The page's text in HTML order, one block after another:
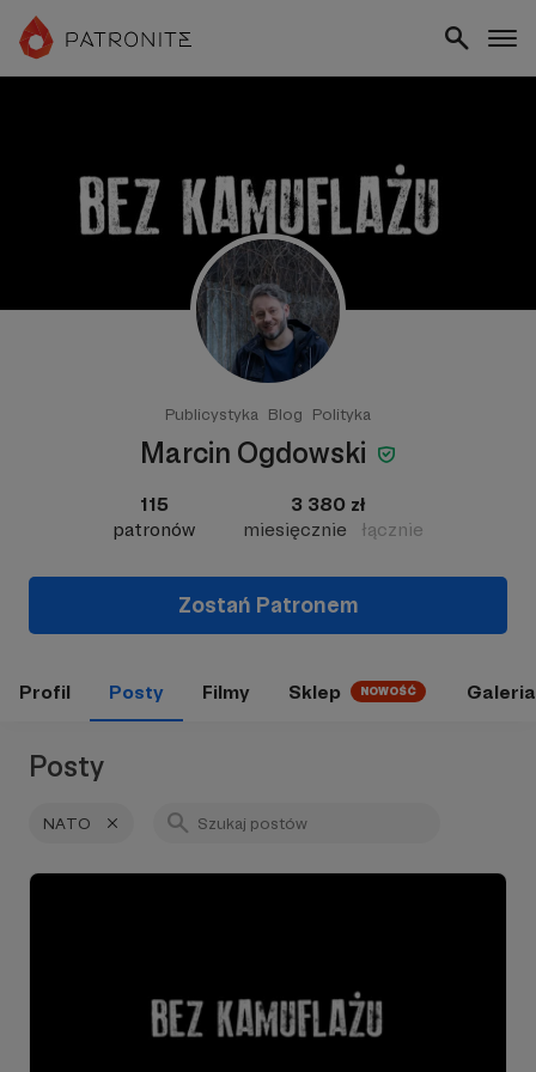
Publicystyka Blog Polityka
Marcin Ogdowski
115
patronów
3 380 zł
miesięcznie
łącznie
Zostań Patronem
Profil Posty Filmy Sklep NOWOŚĆ Galeria
Posty
NATO